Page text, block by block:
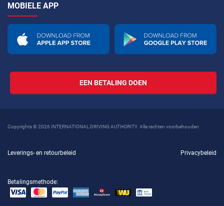
MOBIELE APP
EEN BETALING DOEN
Copyrights © 2026 INTERNATIONAL DRIVING AUTHORITY. Alle rechten voorbehouden
Leverings- en retourbeleid Privacybeleid
Betalingsmethode: